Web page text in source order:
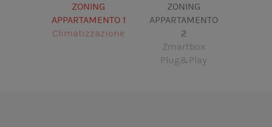
ZONING
APPARTAMENTO 1
Climatizzazione
ZONING
APPARTAMENTO
2
Zmartbox
Plug&Play